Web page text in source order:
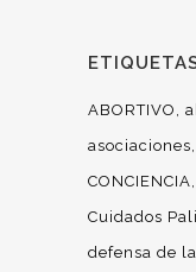
ABORTIVO
asociaciones
CONCIENCIA
Cuidados
defensa de